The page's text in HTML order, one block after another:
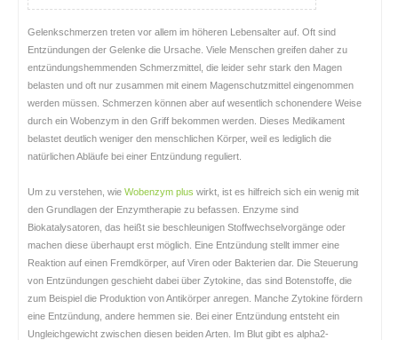
Gelenkschmerzen treten vor allem im höheren Lebensalter auf. Oft sind
Entzündungen der Gelenke die Ursache. Viele Menschen greifen daher zu
entzündungshemmenden Schmerzmittel, die leider sehr stark den Magen
belasten und oft nur zusammen mit einem Magenschutzmittel eingenommen
werden müssen. Schmerzen können aber auf wesentlich schonendere Weise
durch ein Wobenzym in den Griff bekommen werden. Dieses Medikament
belastet deutlich weniger den menschlichen Körper, weil es lediglich die
natürlichen Abläufe bei einer Entzündung reguliert.
Um zu verstehen, wie Wobenzym plus wirkt, ist es hilfreich sich ein wenig mit
den Grundlagen der Enzymtherapie zu befassen. Enzyme sind
Biokatalysatoren, das heißt sie beschleunigen Stoffwechselvorgänge oder
machen diese überhaupt erst möglich. Eine Entzündung stellt immer eine
Reaktion auf einen Fremdkörper, auf Viren oder Bakterien dar. Die Steuerung
von Entzündungen geschieht dabei über Zytokine, das sind Botenstoffe, die
zum Beispiel die Produktion von Antikörper anregen. Manche Zytokine fördern
eine Entzündung, andere hemmen sie. Bei einer Entzündung entsteht ein
Ungleichgewicht zwischen diesen beiden Arten. Im Blut gibt es alpha2-